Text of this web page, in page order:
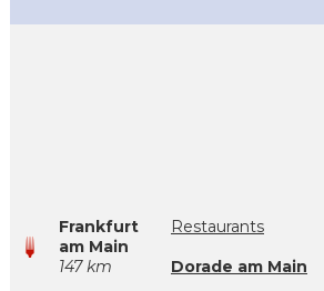
Frankfurt
am Main
147 km
Restaurants
Dorade am Main